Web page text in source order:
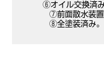
⑥オイル交換済
⑦前面散水装置整
⑧全塗装済み。（内